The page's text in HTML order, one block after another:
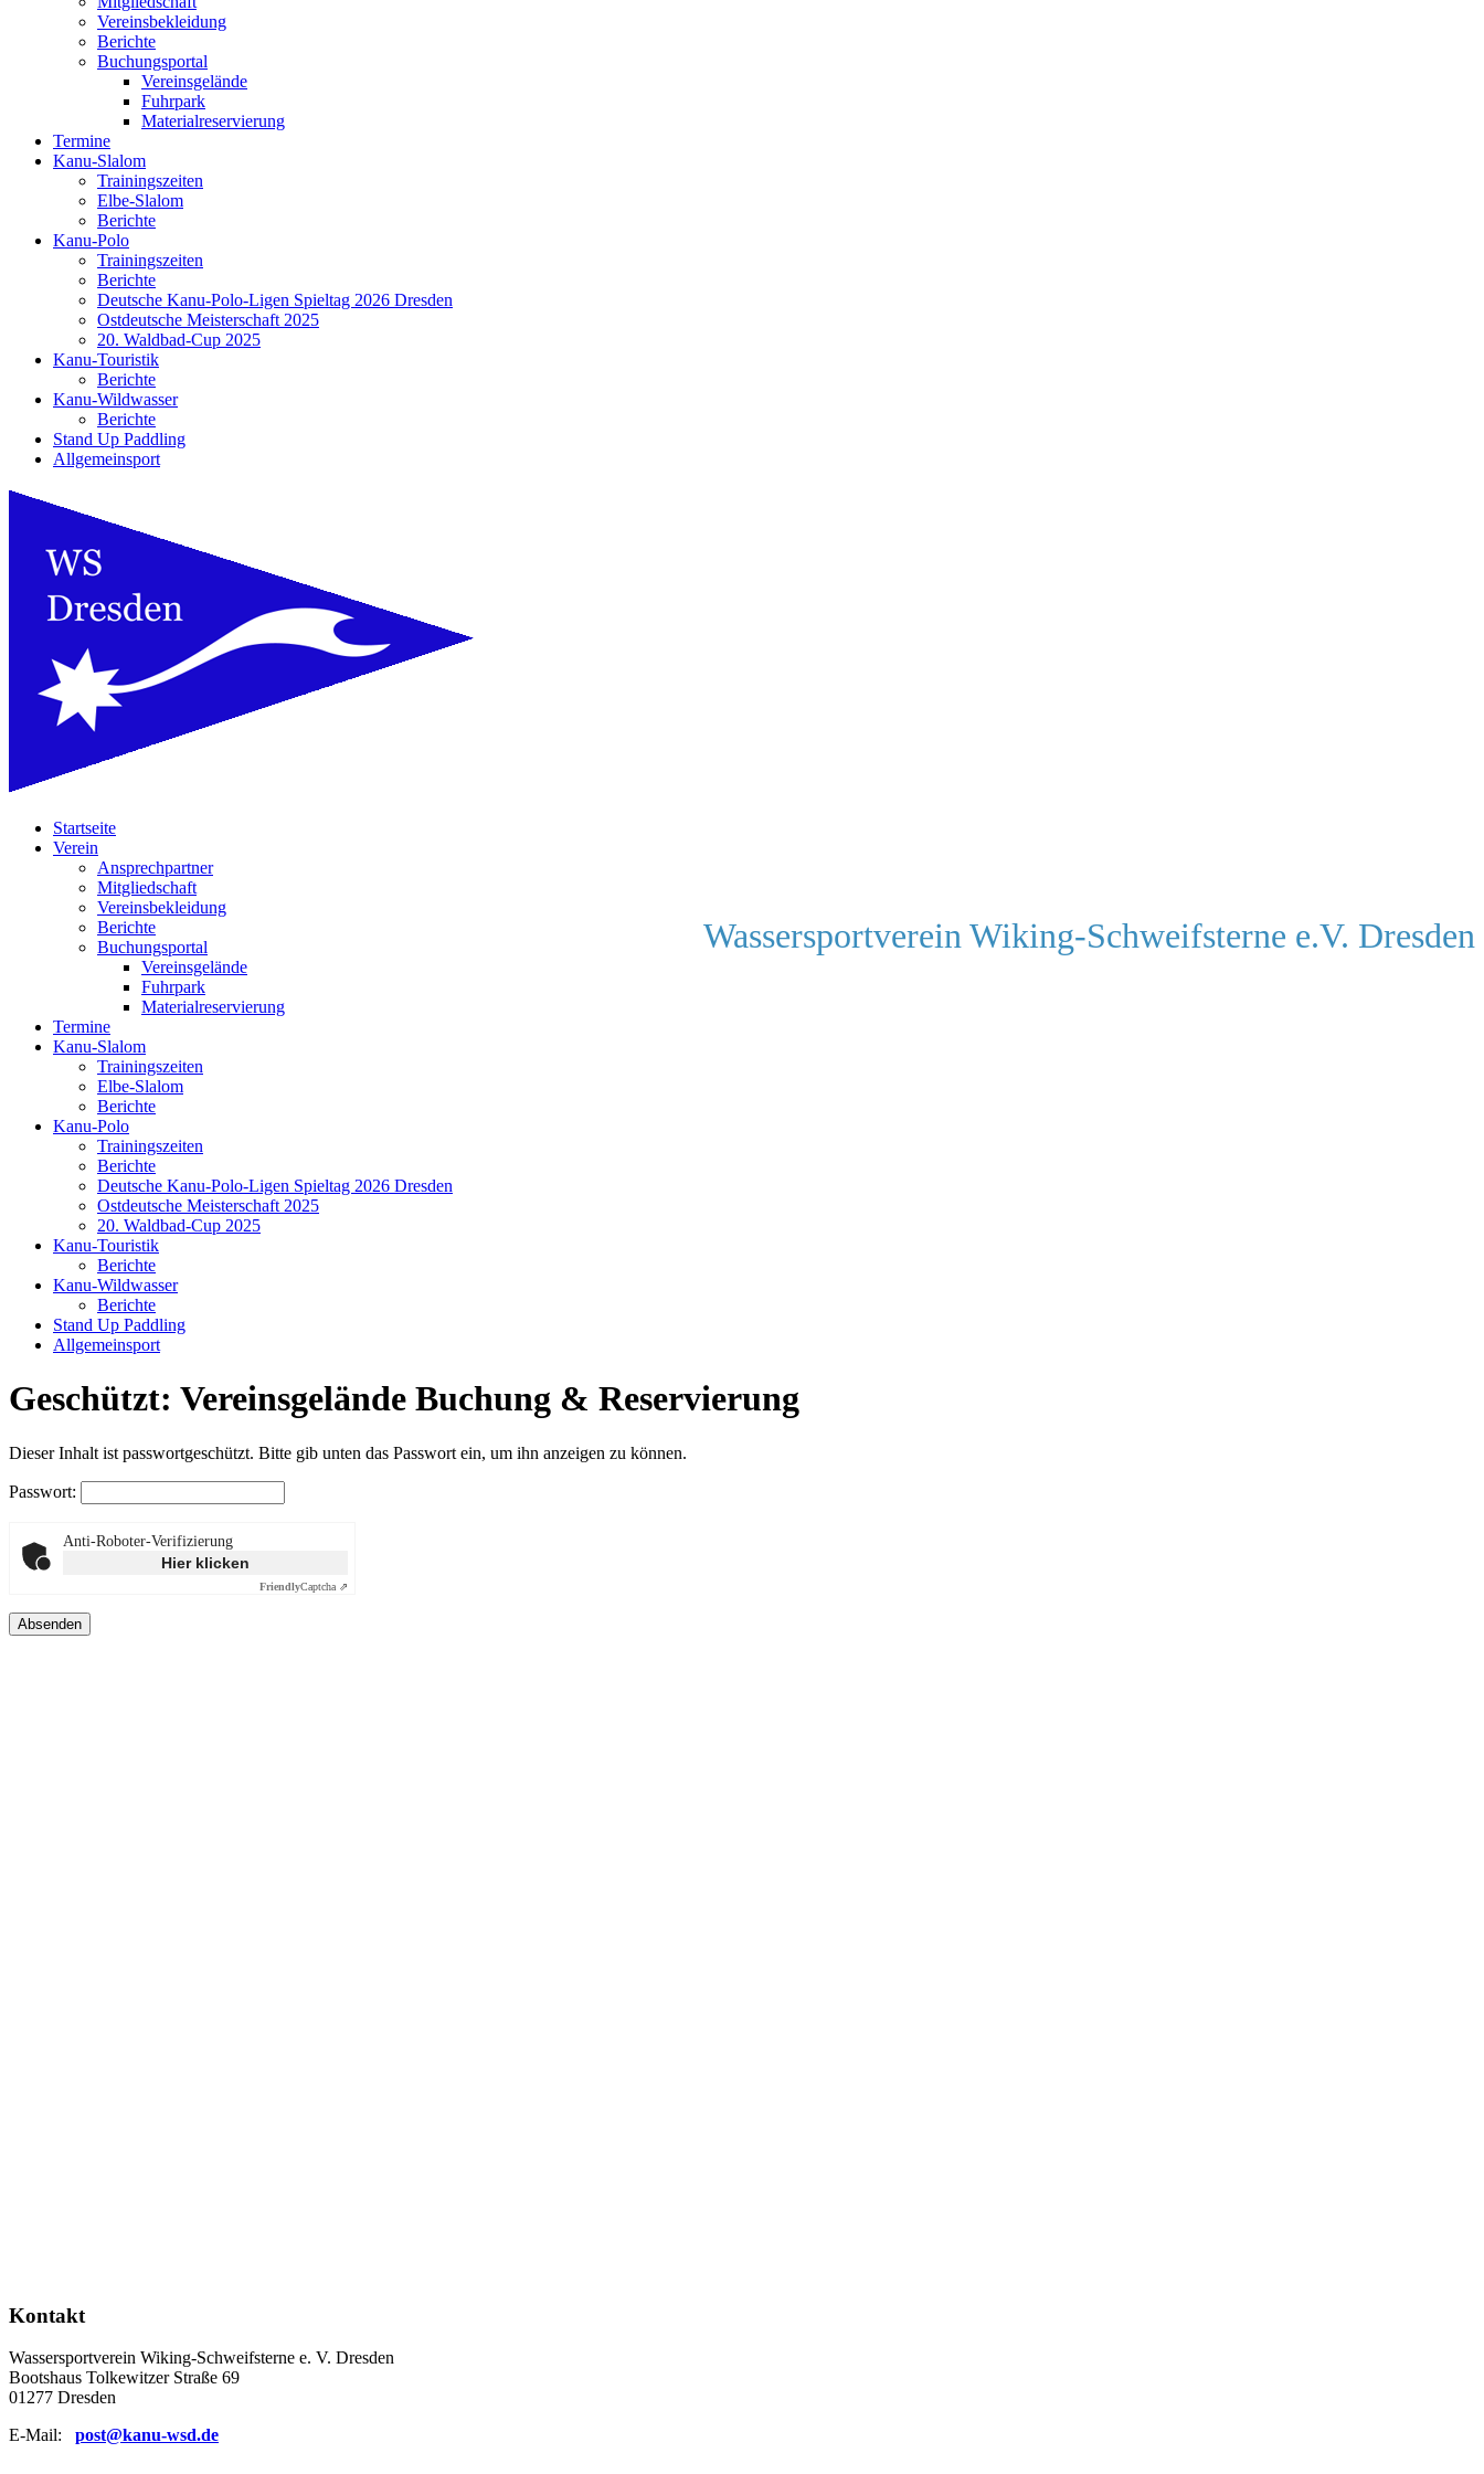
Vereinsbekleidung
Berichte
Buchungsportal
Vereinsgelände
Fuhrpark
Materialreservierung
Termine
Kanu-Slalom
Trainingszeiten
Elbe-Slalom
Berichte
Kanu-Polo
Trainingszeiten
Berichte
Deutsche Kanu-Polo-Ligen Spieltag 2026 Dresden
Ostdeutsche Meisterschaft 2025
20. Waldbad-Cup 2025
Kanu-Touristik
Berichte
Kanu-Wildwasser
Berichte
Stand Up Paddling
Allgemeinsport
Wassersportverein Wiking-Schweifsterne e.V. Dresden
Startseite
Verein
Ansprechpartner
Mitgliedschaft
Vereinsbekleidung
Berichte
Buchungsportal
Vereinsgelände
Fuhrpark
Materialreservierung
Termine
Kanu-Slalom
Trainingszeiten
Elbe-Slalom
Berichte
Kanu-Polo
Trainingszeiten
Berichte
Deutsche Kanu-Polo-Ligen Spieltag 2026 Dresden
Ostdeutsche Meisterschaft 2025
20. Waldbad-Cup 2025
Kanu-Touristik
Berichte
Kanu-Wildwasser
Berichte
Stand Up Paddling
Allgemeinsport
Geschützt: Vereinsgelände Buchung & Reservierung
Dieser Inhalt ist passwortgeschützt. Bitte gib unten das Passwort ein, um ihn anzeigen zu können.
Passwort:
Anti-Roboter-Verifizierung
Hier klicken
FriendlyCaptcha ⇗
Kontakt
Wassersportverein Wiking-Schweifsterne e. V. Dresden
Bootshaus Tolkewitzer Straße 69
01277 Dresden
E-Mail: post@kanu-wsd.de